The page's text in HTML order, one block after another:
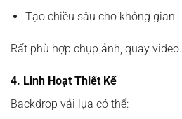
Tạo chiều sâu cho không gian
Rất phù hợp chụp ảnh, quay video.
4. Linh Hoạt Thiết Kế
Backdrop vải lụa có thể: